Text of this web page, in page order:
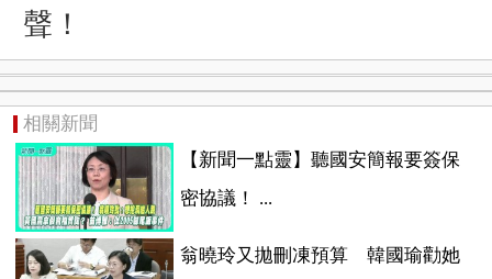
聲！
相關新聞
【新聞一點靈】聽國安簡報要簽保
密協議！ ...
翁曉玲又拋刪凍預算 韓國瑜勸她